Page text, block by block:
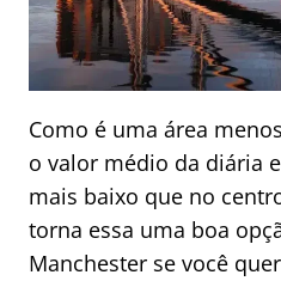
Como é uma área
o valor médio da diária
mais baixo que no
torna essa uma boa
Manchester se você